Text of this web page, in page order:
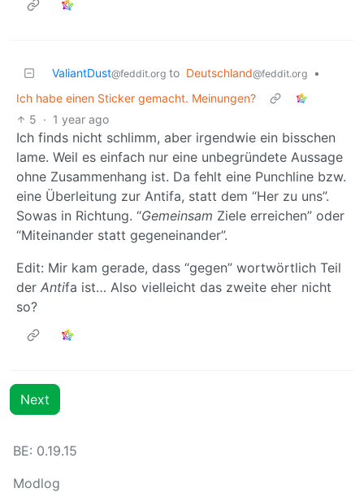
ValiantDust@feddit.org to Deutschland@feddit.org
•
Ich habe einen Sticker gemacht. Meinungen?
5 · 1 year ago
Ich finds nicht schlimm, aber irgendwie ein bisschen
lame. Weil es einfach nur eine unbegründete Aussage
ohne Zusammenhang ist. Da fehlt eine Punchline bzw.
eine Überleitung zur Antifa, statt dem “Her zu uns”.
Sowas in Richtung. “Gemeinsam Ziele erreichen” oder
“Miteinander statt gegeneinander”.
Edit: Mir kam gerade, dass “gegen” wortwörtlich Teil
der Antifa ist… Also vielleicht das zweite eher nicht
so?
Next
BE: 0.19.15
Modlog